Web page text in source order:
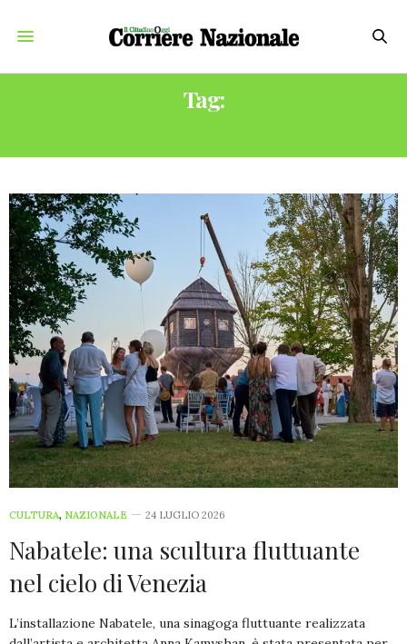
Tag:
CULTURA, NAZIONALE 24 LUGLIO 2026
Nabatele: una scultura fluttuante
nel cielo di Venezia
L’installazione Nabatele, una sinagoga fluttuante realizzata